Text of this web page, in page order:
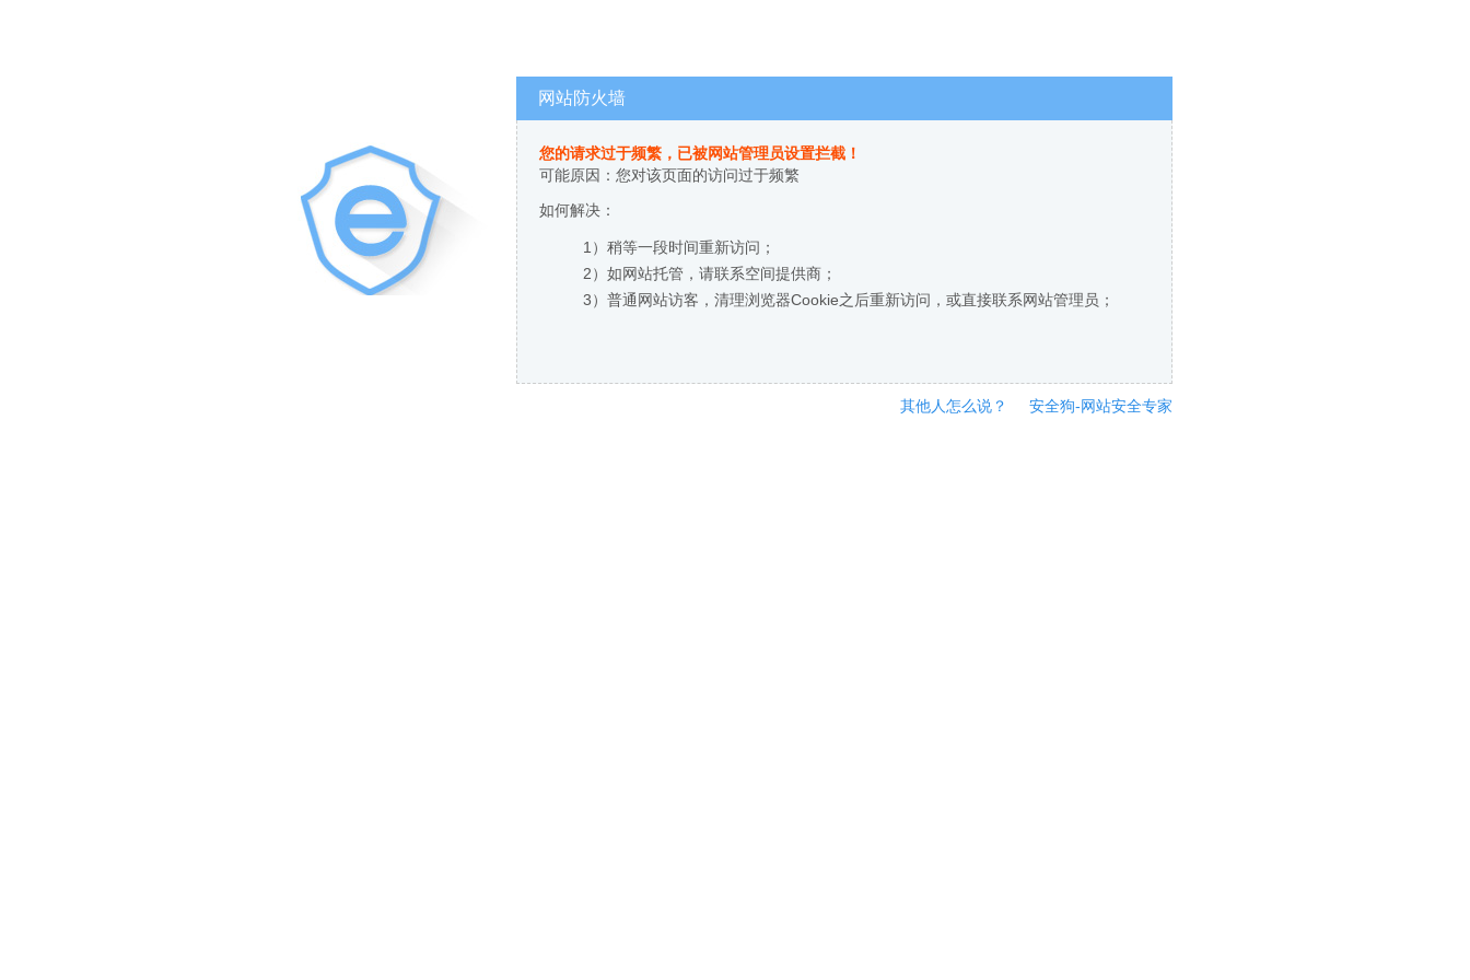
网站防火墙
您的请求过于频繁，已被网站管理员设置拦截！
可能原因：您对该页面的访问过于频繁
如何解决：
1）稍等一段时间重新访问；
2）如网站托管，请联系空间提供商；
3）普通网站访客，清理浏览器Cookie之后重新访问，或直接联系网站管理员；
其他人怎么说？ 安全狗-网站安全专家